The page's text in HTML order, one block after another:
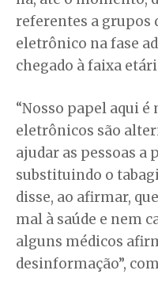
referentes a grupos
eletrônico na fase
chegado à faixa
“Nosso papel aqui
eletrônicos são
ajudar as pessoas a
substituindo o
disse, ao afirmar,
mal à saúde e nem
alguns médicos
desinformação”,